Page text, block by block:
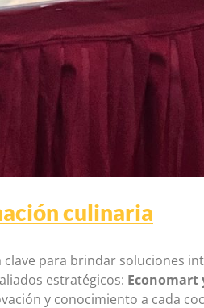
culinaria
para brindar soluciones
estratégicos: Economart
y conocimiento a cada